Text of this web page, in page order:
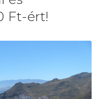
Ft-ért!